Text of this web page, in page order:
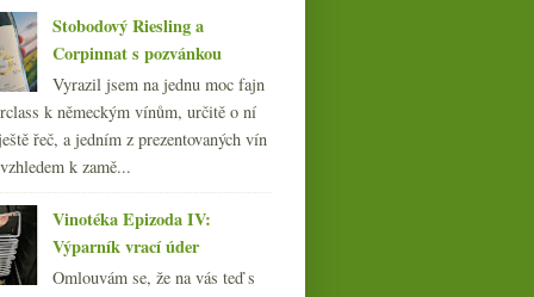
Stobodový Riesling a
Corpinnat s pozvánkou
Vyrazil jsem na jednu moc fajn
k německým vínům, určitě o ní
řeč, a jedním z prezentovaných vín
k zamě...
Vinotéka Epizoda IV:
Výparník vrací úder
Omlouvám se, že na vás teď s